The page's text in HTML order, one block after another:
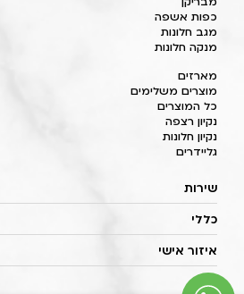
כפות אשפה
מגב חלונות
מנקה חלונות
מארזים
מוצרים משלימים
כל המוצרים
נקיון רצפה
נקיון חלונות
גליידרים
שירות
כללי
איזור אישי